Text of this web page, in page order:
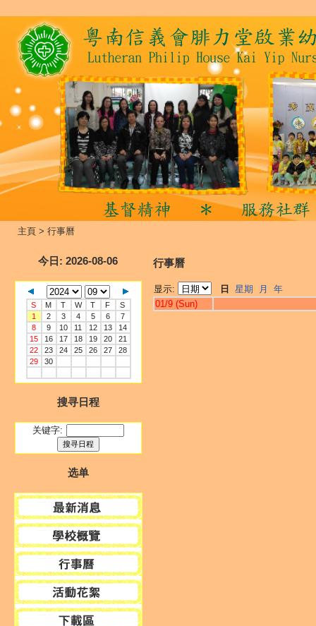
主頁 > 行事曆
今日 : 2026-08-06
S M T W T F
S
1
2 3 4 5 6
7
8
9 10 11 12 13
14
15
16 17 18 19 20
21
22
23 24 25 26 27
28
29
30
搜寻日程
关键字:
选单
行事曆
显示: 日 星期 月
年
01/9 (Sun)